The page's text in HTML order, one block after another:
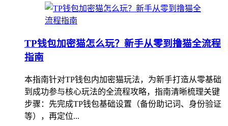
TP钱包加密猫怎么玩？新手从零到撸猫全流程
指南
本指南针对TP钱包内加密猫玩法，为新手打造从零基础
到成功参与核心玩法的全流程攻略，指南清晰梳理关键
步骤：先完成TP钱包基础设置（备份助记词、身份验证
等），再定位...